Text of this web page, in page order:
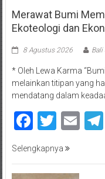
Merawat Bumi
Ekoteologi dan
8 Agustus 2026 Bali
* Oleh Lewa Karma
melainkan titipan yang
mendatang dalam
Selengkapnya